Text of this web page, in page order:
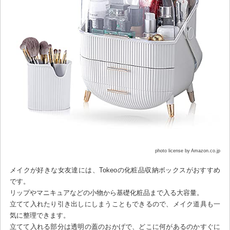
photo license by Amazon.co.jp
メイクが好きな女友達には、Tokeoの化粧品収納ボックスがおすすめ
です。
リップやマニキュアなどの小物から基礎化粧品まで入る大容量。
立てて入れたり引き出しにしまうこともできるので、メイク道具も一
気に整理できます。
立てて入れる部分は透明の蓋のおかげで、どこに何があるのかすぐに